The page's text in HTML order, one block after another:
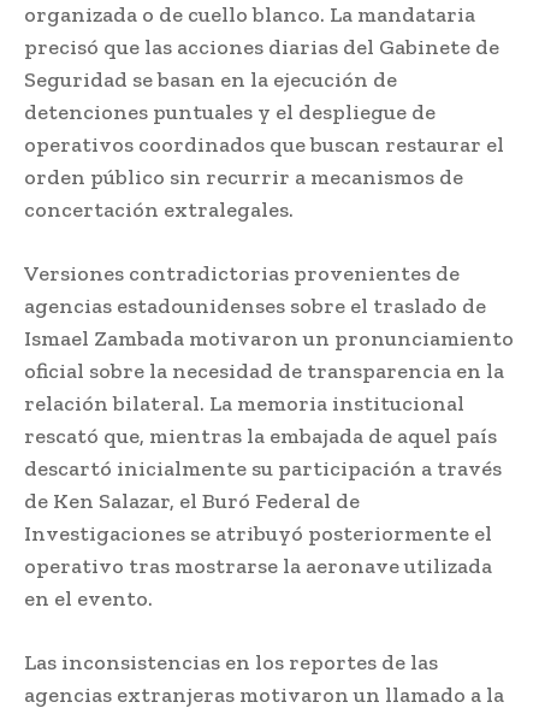
organizada o de cuello blanco. La mandataria
precisó que las acciones diarias del Gabinete de
Seguridad se basan en la ejecución de
detenciones puntuales y el despliegue de
operativos coordinados que buscan restaurar el
orden público sin recurrir a mecanismos de
concertación extralegales.
Versiones contradictorias provenientes de
agencias estadounidenses sobre el traslado de
Ismael Zambada motivaron un pronunciamiento
oficial sobre la necesidad de transparencia en la
relación bilateral. La memoria institucional
rescató que, mientras la embajada de aquel país
descartó inicialmente su participación a través
de Ken Salazar, el Buró Federal de
Investigaciones se atribuyó posteriormente el
operativo tras mostrarse la aeronave utilizada
en el evento.
Las inconsistencias en los reportes de las
agencias extranjeras motivaron un llamado a la